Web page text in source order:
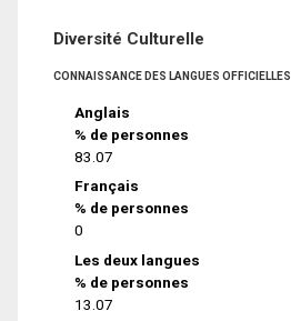
Diversité Culturelle
CONNAISSANCE DES LANGUES OFFICIELLES
Anglais
% de personnes
83.07
Français
% de personnes
0
Les deux langues
% de personnes
13.07